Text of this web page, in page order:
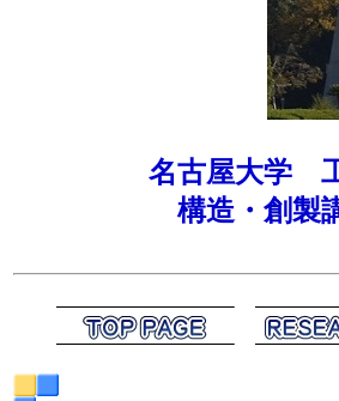
名古屋大学
構造・創製